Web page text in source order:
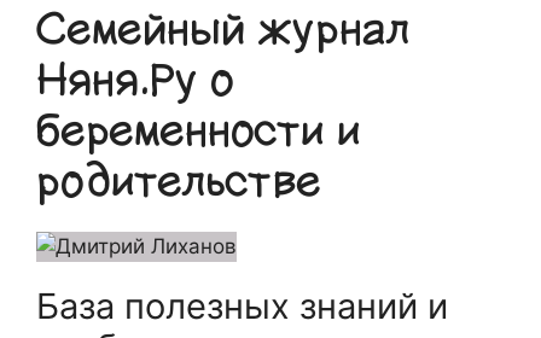
Семейный журнал
Няня.Ру о
беременности и
родительстве
База полезных знаний и